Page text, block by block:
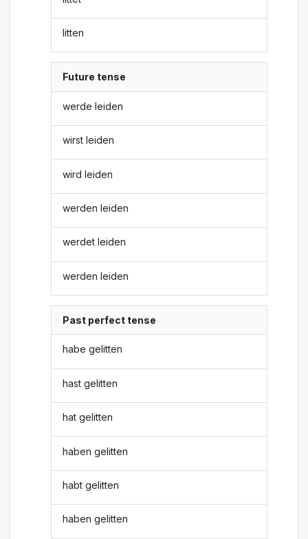
litten
Future tense
werde leiden
wirst leiden
wird leiden
werden leiden
werdet leiden
werden leiden
Past perfect tense
habe gelitten
hast gelitten
hat gelitten
haben gelitten
habt gelitten
haben gelitten